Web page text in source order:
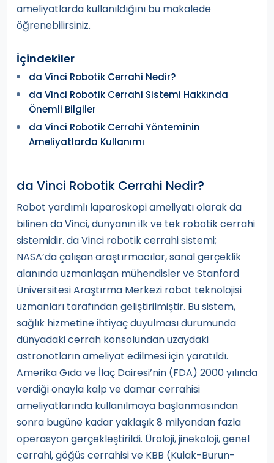
ameliyatlarda kullanıldığını bu makalede
öğrenebilirsiniz.
İçindekiler
da Vinci Robotik Cerrahi Nedir?
da Vinci Robotik Cerrahi Sistemi Hakkında
Önemli Bilgiler
da Vinci Robotik Cerrahi Yönteminin
Ameliyatlarda Kullanımı
da Vinci Robotik Cerrahi Nedir?
Robot yardımlı laparoskopi ameliyatı olarak da
bilinen da Vinci, dünyanın ilk ve tek robotik cerrahi
sistemidir. da Vinci robotik cerrahi sistemi;
NASA’da çalışan araştırmacılar, sanal gerçeklik
alanında uzmanlaşan mühendisler ve Stanford
Üniversitesi Araştırma Merkezi robot teknolojisi
uzmanları tarafından geliştirilmiştir. Bu sistem,
sağlık hizmetine ihtiyaç duyulması durumunda
dünyadaki cerrah konsolundan uzaydaki
astronotların ameliyat edilmesi için yaratıldı.
Amerika Gıda ve İlaç Dairesi’nin (FDA) 2000 yılında
verdiği onayla kalp ve damar cerrahisi
ameliyatlarında kullanılmaya başlanmasından
sonra bugüne kadar yaklaşık 8 milyondan fazla
operasyon gerçekleştirildi. Üroloji, jinekoloji, genel
cerrahi, göğüs cerrahisi ve KBB (Kulak-Burun-